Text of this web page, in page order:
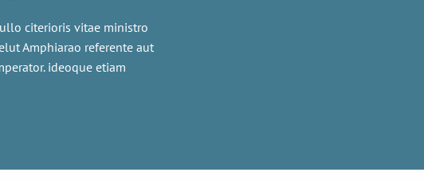
citerioris vitae ministro
Amphiarao referente aut
ideoque etiam